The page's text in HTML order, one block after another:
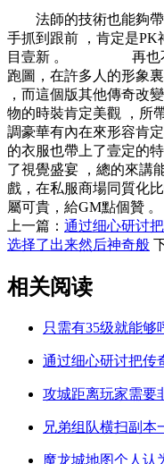
法師的技術也能夠帶擊
手抓到跟前 ，肯定是
目壹新 。 再也不
跑圖，在許多人的形象
，而這個版其他傳
物的時裝肯定美觀 ，
調豪華有內在來形容肯定不
的衣服也帶上了壹定
了視覺盛宴 ，總的來
戲，在私服商場同質化
屬可貴，給GM點個贊 。
上一篇： 通过细心研讨
选择了出来然后神奇般
相关阅读
只需有35级就能够
通过细心研讨把传
攻城距离玩家需要
兄弟组队横扫副本
魔龙城地图个人认